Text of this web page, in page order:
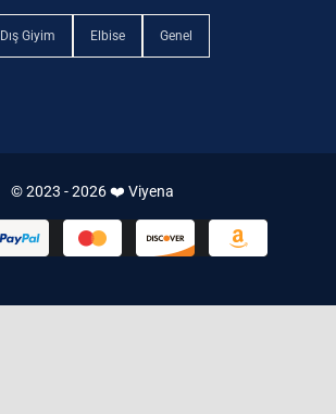
Dış Giyim Elbise Genel
© 2023 - 2026 ❤️ Viyena